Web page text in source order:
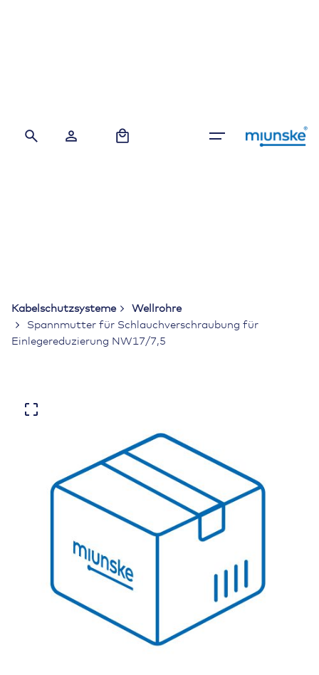
Kabelschutzsysteme
Wellrohre
Spannmutter für Schlauchverschraubung für
Einlegereduzierung NW17/7,5